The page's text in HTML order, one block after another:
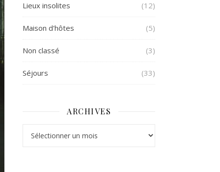
Lieux insolites (12)
Maison d'hôtes (5)
Non classé (3)
Séjours (33)
ARCHIVES